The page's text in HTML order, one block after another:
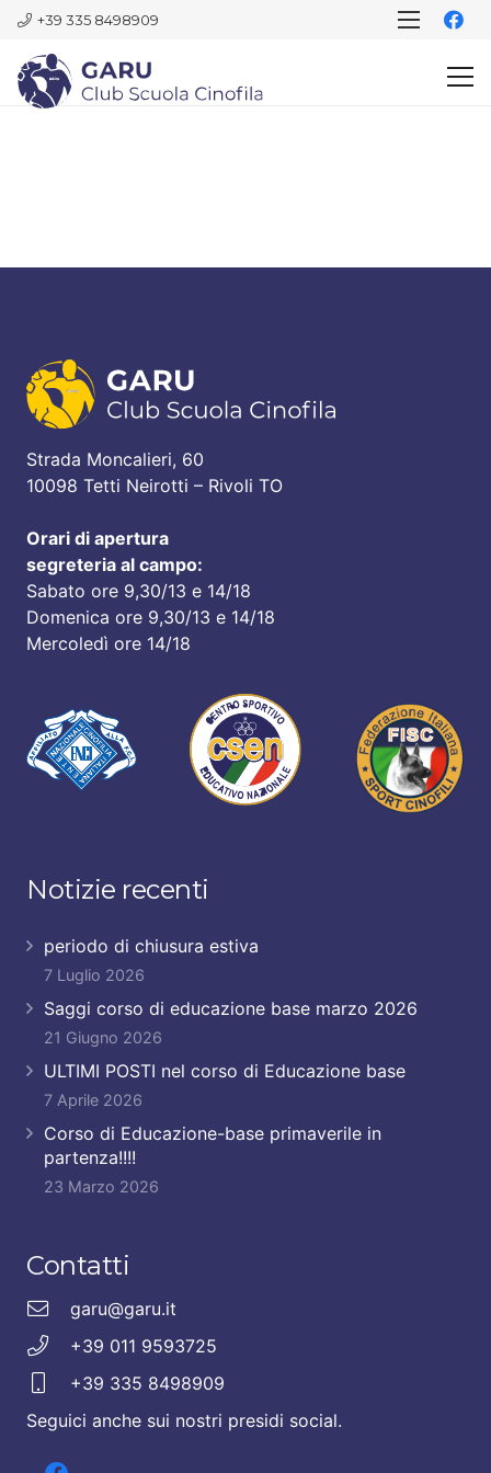
+39 335 8498909
Strada Moncalieri, 60
10098 Tetti Neirotti – Rivoli TO
Orari di apertura
segreteria al campo:
Sabato ore 9,30/13 e 14/18
Domenica ore 9,30/13 e 14/18
Mercoledì ore 14/18
Notizie recenti
periodo di chiusura estiva
7 Luglio 2026
Saggi corso di educazione base marzo 2026
21 Giugno 2026
ULTIMI POSTI nel corso di Educazione base
7 Aprile 2026
Corso di Educazione-base primaverile in
partenza!!!!
23 Marzo 2026
Contatti
garu@garu.it
+39 011 9593725
+39 335 8498909
Seguici anche sui nostri presidi social.